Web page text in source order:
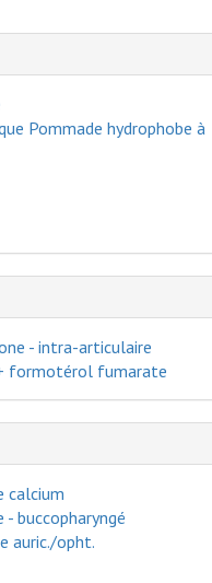
Pommade hydrophobe à
- intra-articulaire
formotérol fumarate
calcium
- buccopharyngé
auric./opht.